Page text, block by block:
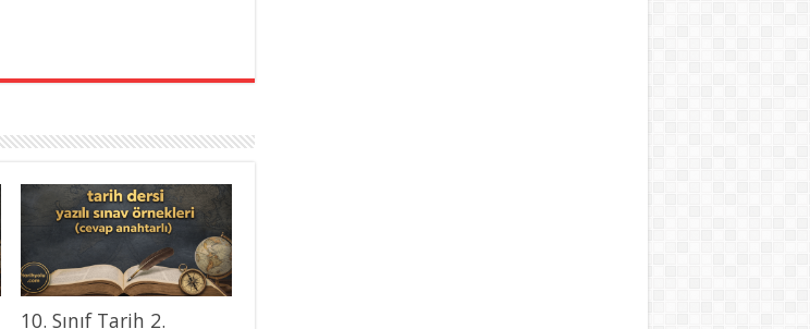
10. Sınıf Tarih 2.